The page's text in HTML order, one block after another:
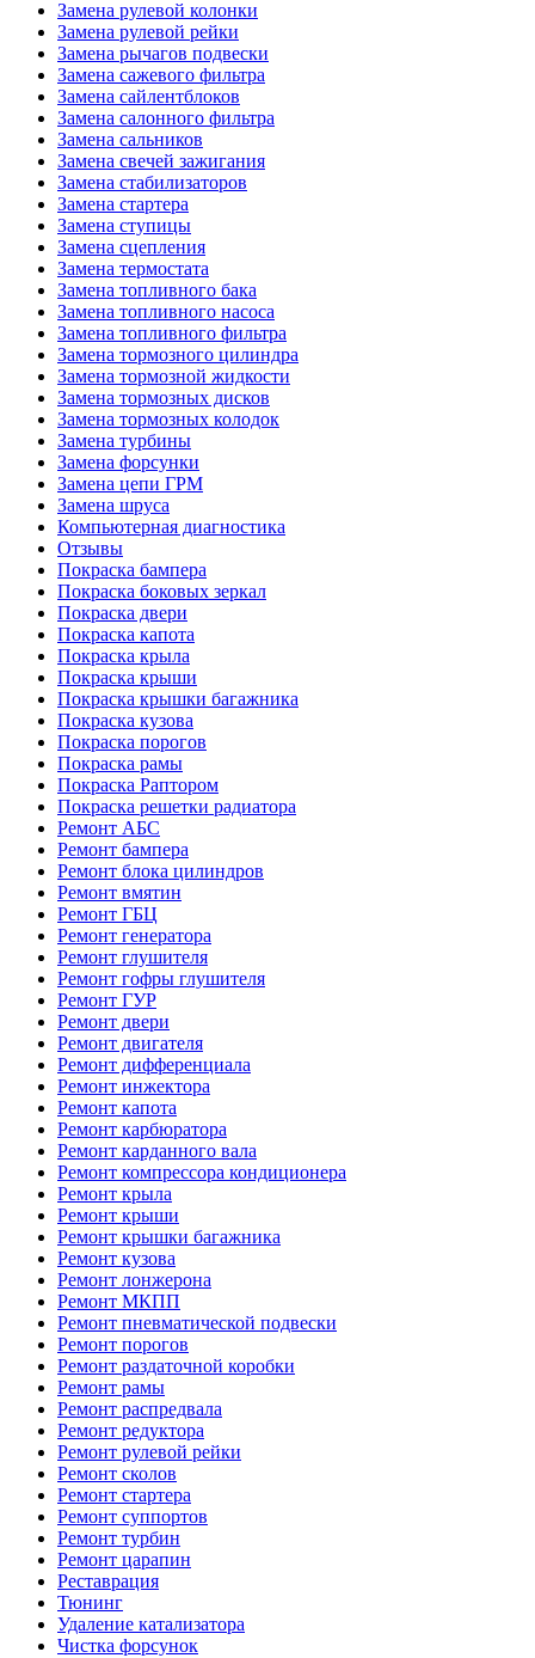
Замена рулевой колонки
Замена рулевой рейки
Замена рычагов подвески
Замена сажевого фильтра
Замена сайлентблоков
Замена салонного фильтра
Замена сальников
Замена свечей зажигания
Замена стабилизаторов
Замена стартера
Замена ступицы
Замена сцепления
Замена термостата
Замена топливного бака
Замена топливного насоса
Замена топливного фильтра
Замена тормозного цилиндра
Замена тормозной жидкости
Замена тормозных дисков
Замена тормозных колодок
Замена турбины
Замена форсунки
Замена цепи ГРМ
Замена шруса
Компьютерная диагностика
Отзывы
Покраска бампера
Покраска боковых зеркал
Покраска двери
Покраска капота
Покраска крыла
Покраска крыши
Покраска крышки багажника
Покраска кузова
Покраска порогов
Покраска рамы
Покраска Раптором
Покраска решетки радиатора
Ремонт АБС
Ремонт бампера
Ремонт блока цилиндров
Ремонт вмятин
Ремонт ГБЦ
Ремонт генератора
Ремонт глушителя
Ремонт гофры глушителя
Ремонт ГУР
Ремонт двери
Ремонт двигателя
Ремонт дифференциала
Ремонт инжектора
Ремонт капота
Ремонт карбюратора
Ремонт карданного вала
Ремонт компрессора кондиционера
Ремонт крыла
Ремонт крыши
Ремонт крышки багажника
Ремонт кузова
Ремонт лонжерона
Ремонт МКПП
Ремонт пневматической подвески
Ремонт порогов
Ремонт раздаточной коробки
Ремонт рамы
Ремонт распредвала
Ремонт редуктора
Ремонт рулевой рейки
Ремонт сколов
Ремонт стартера
Ремонт суппортов
Ремонт турбин
Ремонт царапин
Реставрация
Тюнинг
Удаление катализатора
Чистка форсунок